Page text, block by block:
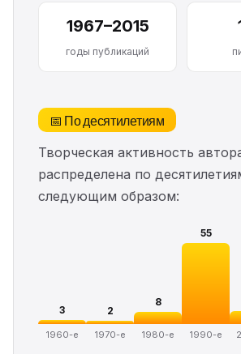
1967–2015
годы публикаций
📅 По десятилетиям
Творческая активность
распределена по
следующим образом:
3
1960-е
2
1970-е
8
1980-е
55
1990-е